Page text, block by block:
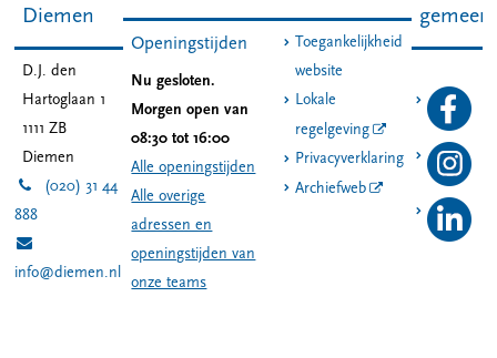
Diemen
D.J. den
Hartoglaan 1
1111 ZB
Diemen
(020) 31 44
888
info@diemen.nl
Openingstijden
Nu gesloten.
Morgen open van
08:30 tot 16:00
Alle openingstijden
Alle overige
adressen en
openingstijden van
onze teams
Toegankelijkheid
website
Lokale
regelgeving
Privacyverklaring
Archiefweb